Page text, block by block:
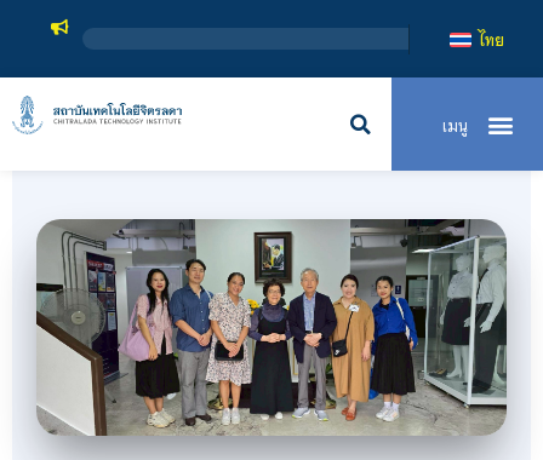
สถาบันเทค
ไทย